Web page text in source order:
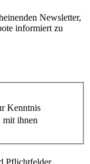
Newsletter,
informiert zu
Kenntnis
mit ihnen
Pflichtfelder.